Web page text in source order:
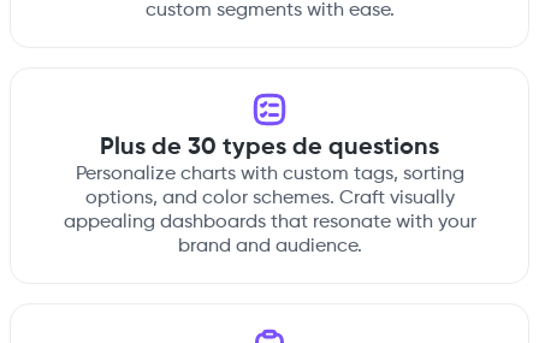
custom segments with ease.
Plus de 30 types de questions
Personalize charts with custom tags, sorting
options, and color schemes. Craft visually
appealing dashboards that resonate with your
brand and audience.